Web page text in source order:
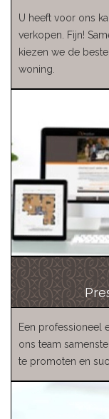
U heeft voor ons
verkopen. Fijn!
kiezen we de
woning.
Een professioneel
ons team
te promoten en